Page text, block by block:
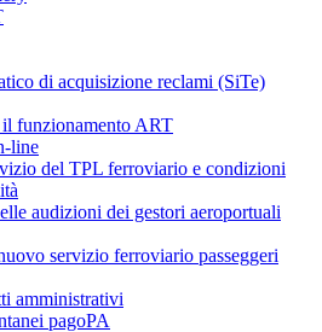
di acquisizione reclami (SiTe)
funzionamento ART
line
del TPL ferroviario e condizioni
audizioni dei gestori aeroportuali
servizio ferroviario passeggeri
amministrativi
pagoPA